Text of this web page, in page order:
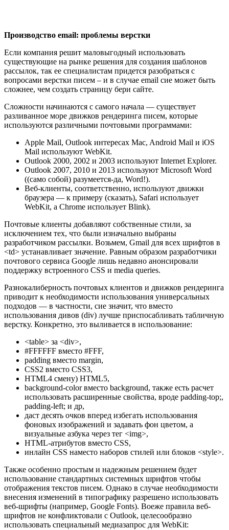
Производство email: проблемы верстки
Если компания решит маловыгодный использовать
существующие на рынке решения для создания шаблонов
рассылок, так ее специалистам придется разобраться с
вопросами верстки писем – и в случае email сие может быть
сложнее, чем создать страницу бери сайте.
Сложности начинаются с самого начала — существует
разливанное море движков рендеринга писем, которые
используются различными почтовыми программами:
Apple Mail, Outlook интересах Mac, Android Mail и iOS
Mail используют WebKit.
Outlook 2000, 2002 и 2003 используют Internet Explorer.
Outlook 2007, 2010 и 2013 используют Microsoft Word
((само собой) разумеется-да, Word!).
Веб-клиенты, соответственно, используют движки
браузера — к примеру (сказать), Safari использует
WebKit, а Chrome использует Blink).
Почтовые клиенты добавляют собственные стили, за
исключением тех, что были изначально выбраны
разработчиком рассылки. Возьмем, Gmail для всех шрифтов в
<td> устанавливает значение. Равным образом разработчики
почтового сервиса Google лишь недавно анонсировали
поддержку встроенного CSS и media queries.
Разнокалиберность почтовых клиентов и движков рендеринга
приводит к необходимости использования универсальных
подходов — в частности, сие значит, что вместо
использования дивов (div) лучше приспосабливать табличную
верстку. Конкретно, это выливается в использование:
<table> за <div>,
#FFFFFF вместо #FFF,
padding вместо margin,
CSS2 вместо CSS3,
HTML4 смену) HTML5,
background-color вместо background, также есть расчет
использовать расширенные свойства, вроде padding-top;,
padding-left; и др,
даст десять очков вперед избегать использования
фоновых изображений и задавать фон цветом, а
визуальные азбука через тег <img>,
HTML-атрибутов вместо CSS,
инлайн CSS наместо наборов стилей или блоков <style>.
Также особенно простым и надежным решением будет
использование стандартных системных шрифтов чтобы
отображения текстов писем. Однако в случае необходимости
внесения изменений в типографику разрешено использовать
веб-шрифты (например, Google Fonts). Воеже правила веб-
шрифтов не конфликтовали с Outlook, целесообразно
использовать специальный медиазапрос для WebKit: